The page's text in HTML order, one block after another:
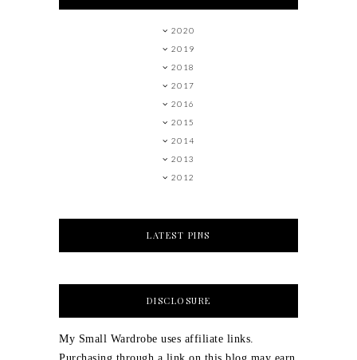
2020
2019
2018
2017
2016
2015
2014
2013
2012
LATEST PINS
DISCLOSURE
My Small Wardrobe uses affiliate links.